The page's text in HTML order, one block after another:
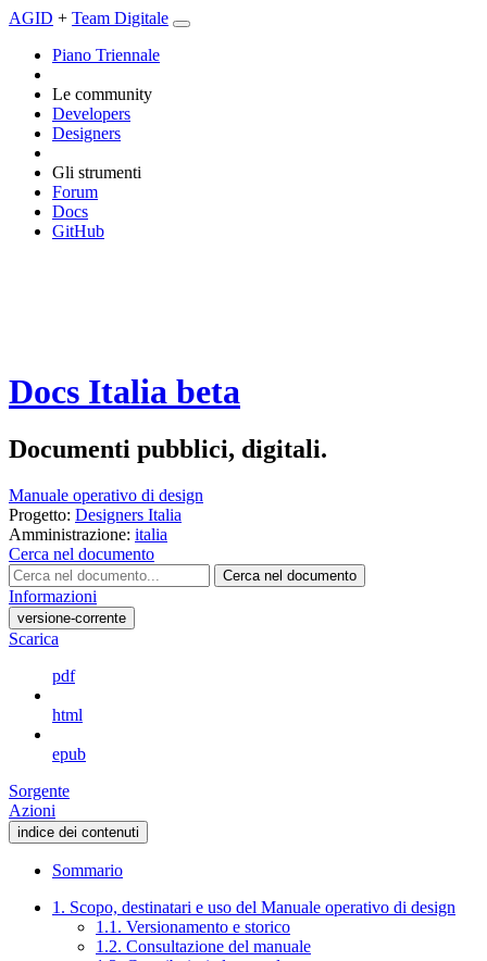
AGID + Team Digitale
Piano Triennale
Le community
Developers
Designers
Gli strumenti
Forum
Docs
GitHub
Docs Italia beta
Documenti pubblici, digitali.
Manuale operativo di design
Progetto: Designers Italia
Amministrazione: italia
Cerca nel documento
Cerca nel documento
Informazioni
versione-corrente
Scarica
pdf
html
epub
Sorgente
Azioni
indice dei contenuti
Sommario
1. Scopo, destinatari e uso del Manuale operativo di design
1.1. Versionamento e storico
1.2. Consultazione del manuale